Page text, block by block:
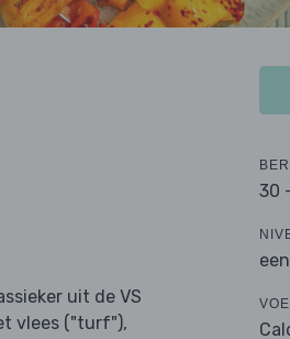
uit de VS
vlees ("turf"),
30